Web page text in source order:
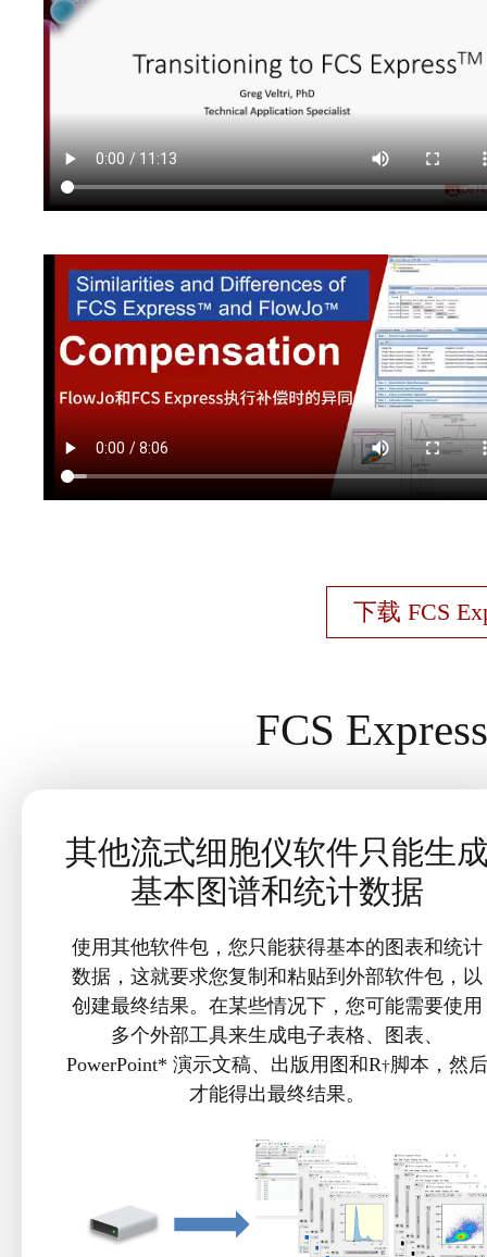
下载 FCS
FCS
其他流式细胞仪软件只能生
基本图谱和统计数据
使用其他软件包，您只能获得基本的图表和统计
数据，这就要求您复制和粘贴到外部软件包，以
创建最终结果。在某些情况下，您可能需要使用
多个外部工具来生成电子表格、图表、
PowerPoint* 演示文稿、出版用图和R†脚本，然后
才能得出最终结果。